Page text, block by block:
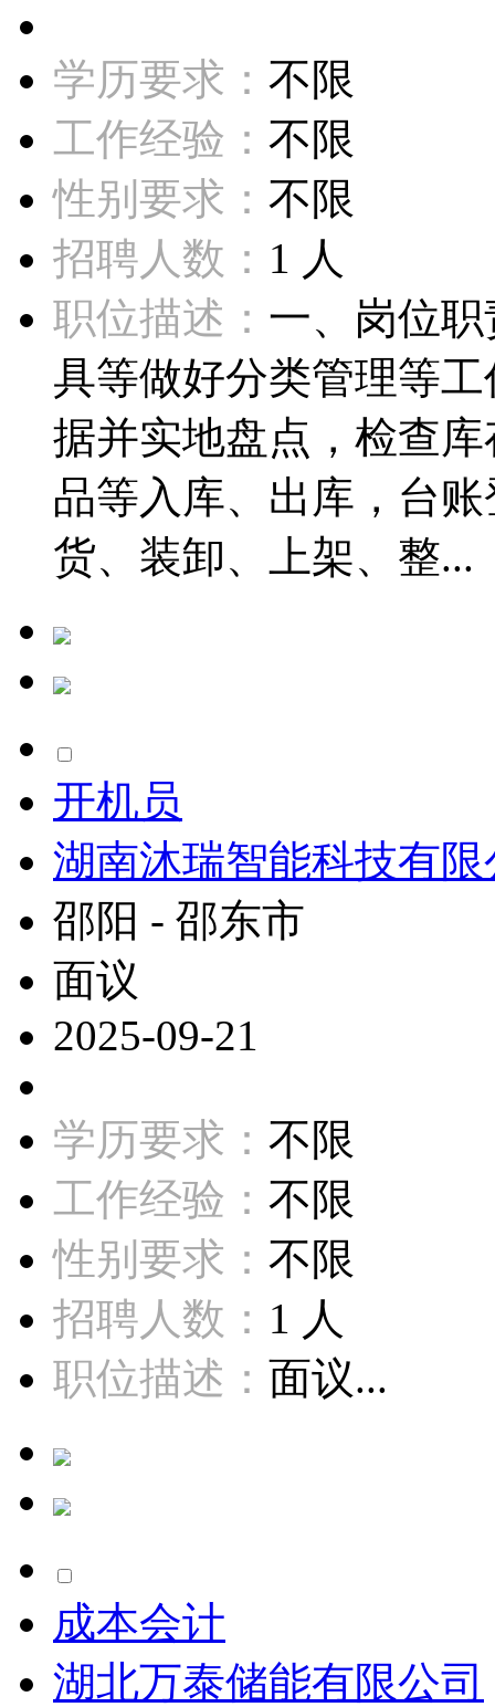
学历要求： 不限
工作经验： 不限
性别要求： 不限
招聘人数： 1 人
职位描述： 一、岗位
具等做好分类管理等
据并实地盘点，检查
品等入库、出库，台
货、装卸、上架、整...
开机员
湖南沐瑞智能科技有限
邵阳 - 邵东市
面议
2025-09-21
学历要求： 不限
工作经验： 不限
性别要求： 不限
招聘人数： 1 人
职位描述： 面议...
成本会计
湖北万泰储能有限公司